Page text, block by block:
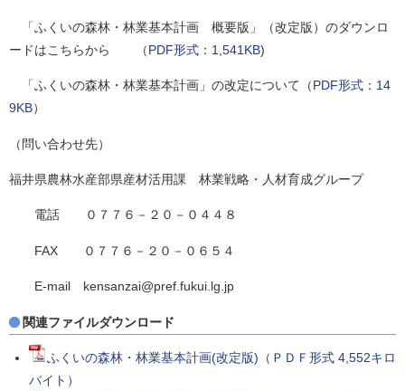
「ふくいの森林・林業基本計画 概要版」（改定版）のダウンロ
ードはこちらから （PDF形式：1,541KB)
「ふくいの森林・林業基本計画」の改定について（PDF形式：14
9KB）
（問い合わせ先）
福井県農林水産部県産材活用課 林業戦略・人材育成グループ
電話 ０７７６－２０－０４４８
FAX ０７７６－２０－０６５４
E-mail kensanzai@pref.fukui.lg.jp
関連ファイルダウンロード
ふくいの森林・林業基本計画(改定版)（ＰＤＦ形式 4,552キロ
バイト）